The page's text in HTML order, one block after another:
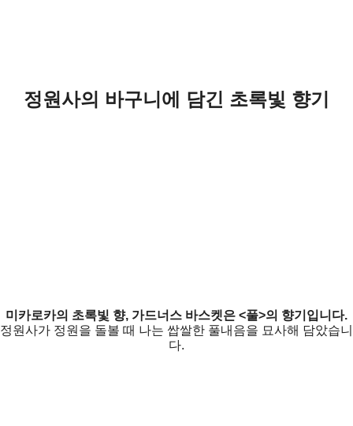
정원사의 바구니에 담긴 초록빛 향기
미카로카의 초록빛 향, 가드너스 바스켓은 <풀>의 향기입니다.
정원사가 정원을 돌볼 때 나는 쌉쌀한 풀내음을 묘사해 담았습니
다.